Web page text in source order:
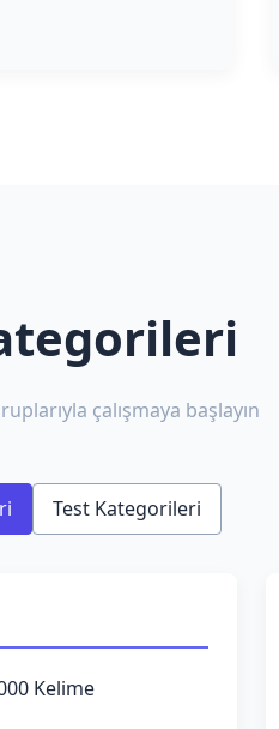
çalışmaya başlayın
Test Kategorileri
Kelime